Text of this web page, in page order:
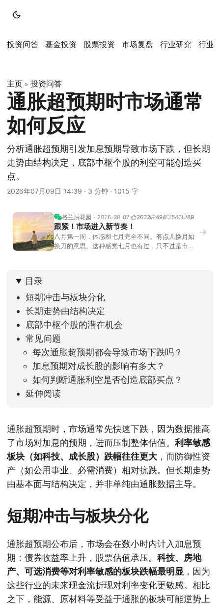
投资问答 基金投资 股票投资 市场复盘 行业研究 行业
主页 » 投资问答
通胀超预期时市场通常
如何反应
分析通胀超预期引发加息预期导致市场下跌，但长期
走势由结构决定，底部中枢个股的利空可能创造买
点。
2026年07月09日 14:39 · 3 分钟 · 1015 字
格兰后花园 2026-08-07 2632 494 546 89
跟紧！市场进入新节奏！
八月第一周，体感和七月完全不同。有点儿换月如
换刀的意思。这种感觉七月也有过，只不过是市场
家感受到了春天般的暖风。指数涨了百点，交易额
回暖到2
→
目录
短期冲击与板块分化
长期走势由结构决定
底部中枢个股的潜在机会
常见问题
每次通胀超预期都会导致市场下跌吗？
加息预期对成长股的影响有多大？
如何判断通胀利空是否创造底部买点？
延伸阅读
通胀超预期时，市场通常先快速下跌，因为数据推高
了市场对加息的预期，进而压制整体估值。 利率敏感
板块（如科技、成长股）跌幅往往更大 ，而防御性资
产（如公用事业、必需消费）相对抗跌。但长期走势
由基本面与结构决定，并非单纯由通胀数据主导。
短期冲击与板块分化
通胀超预期公布后，市场会在数小时内计入加息预
期：债券收益率上升，股票估值承压。 科技、房地
产、可选消费等对利率敏感的板块跌幅最明显 ，因为
这些行业的未来现金流折现对利率变化更敏感。相比
之下，能源、原材料等受益于通胀的板块可能逆势上